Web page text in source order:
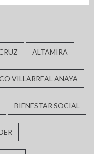
ALTAMIRA
VILLARREAL ANAYA
BIENESTAR SOCIAL